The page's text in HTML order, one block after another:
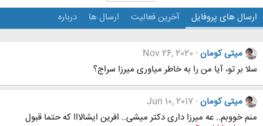
ارسال های پروفایل آخرین فعالیت ارسال ها درباره
میتی کومان Nov 26, 2020
سلا بر تو، آیا من را به خاطر میاوری میرزا سراج؟
میتی کومان Jun 10, 2017
منم خووبم.. عه میرزا داری دکتر میشی.. افرین ایشالااا که حتما قبول